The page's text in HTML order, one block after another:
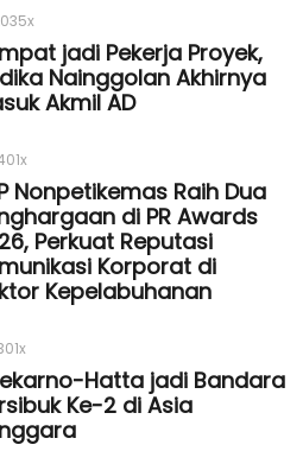
jadi Pekerja Proyek,
Nainggolan Akhirnya
Akmil AD
Nonpetikemas Raih Dua
di PR Awards
Perkuat Reputasi
Korporat di
Kepelabuhanan
Hatta jadi Bandara
Ke-2 di Asia